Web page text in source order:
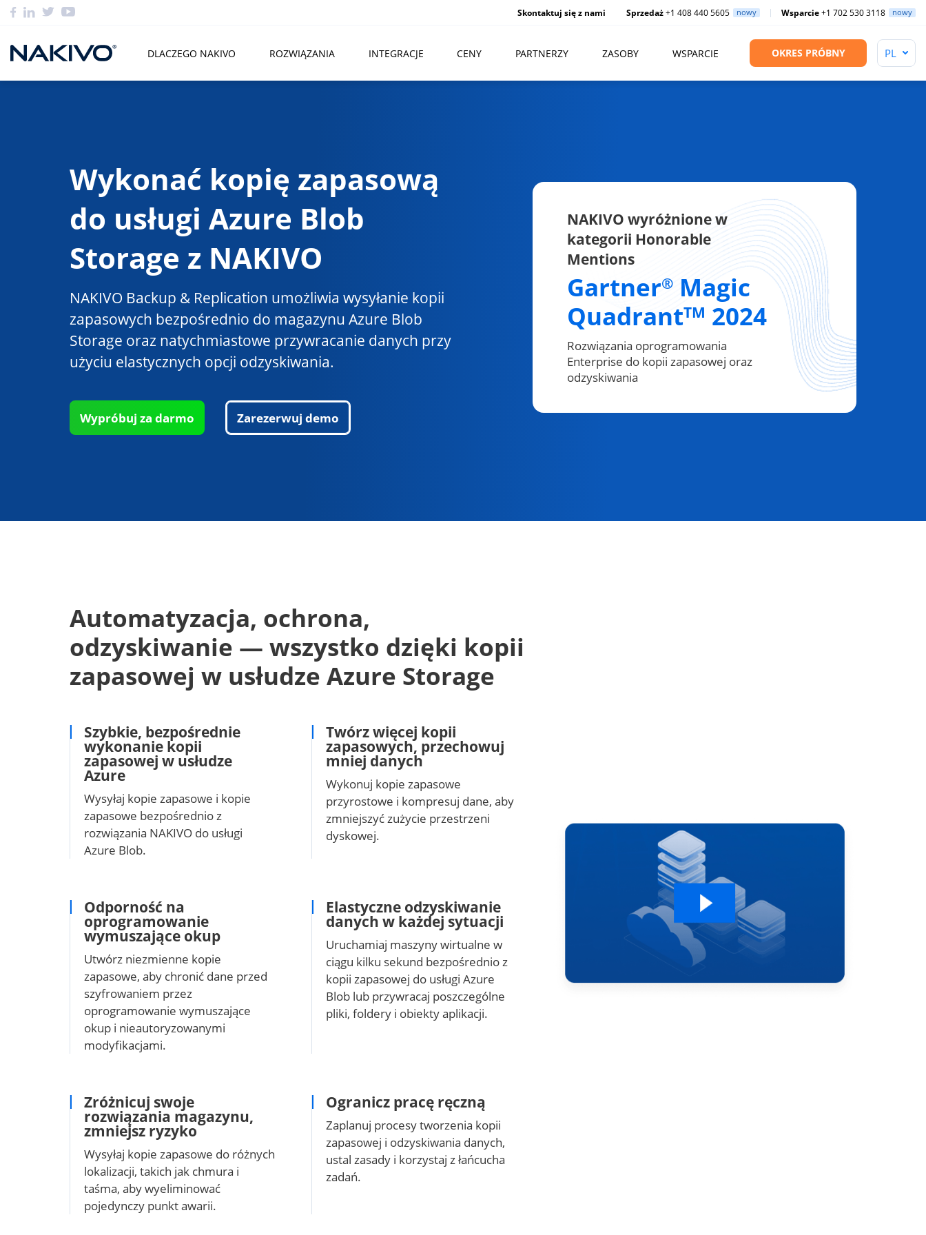
Skontaktuj się z nami Sprzedaż+1 408 440 5605 nowy Wsparcie+1 702 530 3118 nowy
DLACZEGO NAKIVO ROZWIĄZANIA INTEGRACJE CENY PARTNERZY ZASOBY WSPARCIE OKRES PRÓBNY
Wykonać kopię zapasową
do usługi Azure Blob
Storage z NAKIVO
NAKIVO Backup & Replication umożliwia wysyłanie kopii
zapasowych bezpośrednio do magazynu Azure Blob
Storage oraz natychmiastowe przywracanie danych przy
użyciu elastycznych opcji odzyskiwania.
Wypróbuj za darmo Zarezerwuj demo
NAKIVO wyróżnione w
kategorii Honorable
Mentions
Gartner® Magic
QuadrantTM 2024
Rozwiązania oprogramowania
Enterprise do kopii zapasowej oraz
odzyskiwania
Automatyzacja, ochrona,
odzyskiwanie — wszystko dzięki kopii
zapasowej w usłudze Azure Storage
Szybkie, bezpośrednie
wykonanie kopii
zapasowej w usłudze
Azure
Wysyłaj kopie zapasowe i kopie
zapasowe bezpośrednio z
rozwiązania NAKIVO do usługi
Azure Blob.
Twórz więcej kopii
zapasowych, przechowuj
mniej danych
Wykonuj kopie zapasowe
przyrostowe i kompresuj dane, aby
zmniejszyć zużycie przestrzeni
dyskowej.
Odporność na
oprogramowanie
wymuszające okup
Utwórz niezmienne kopie
zapasowe, aby chronić dane przed
szyfrowaniem przez
oprogramowanie wymuszające
okup i nieautoryzowanymi
modyfikacjami.
Elastyczne odzyskiwanie
danych w każdej sytuacji
Uruchamiaj maszyny wirtualne w
ciągu kilku sekund bezpośrednio z
kopii zapasowej do usługi Azure
Blob lub przywracaj poszczególne
pliki, foldery i obiekty aplikacji.
Zróżnicuj swoje
rozwiązania magazynu,
zmniejsz ryzyko
Wysyłaj kopie zapasowe do różnych
lokalizacji, takich jak chmura i
taśma, aby wyeliminować
pojedynczy punkt awarii.
Ogranicz pracę ręczną
Zaplanuj procesy tworzenia kopii
zapasowej i odzyskiwania danych,
ustal zasady i korzystaj z łańcucha
zadań.